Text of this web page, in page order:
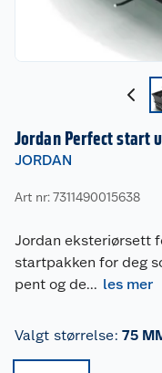
Jordan Perfect start
JORDAN
Art nr: 7311490015638
Jordan eksteriørsett
startpakken for deg
pent og de... les mer
Valgt størrelse: 75